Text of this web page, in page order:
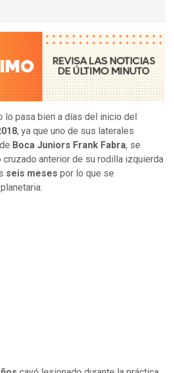
lo pasa bien a días del inicio del
, ya que uno de sus laterales
Boca Juniors Frank Fabra, se
anterior de su rodilla izquierda
seis meses por lo que se